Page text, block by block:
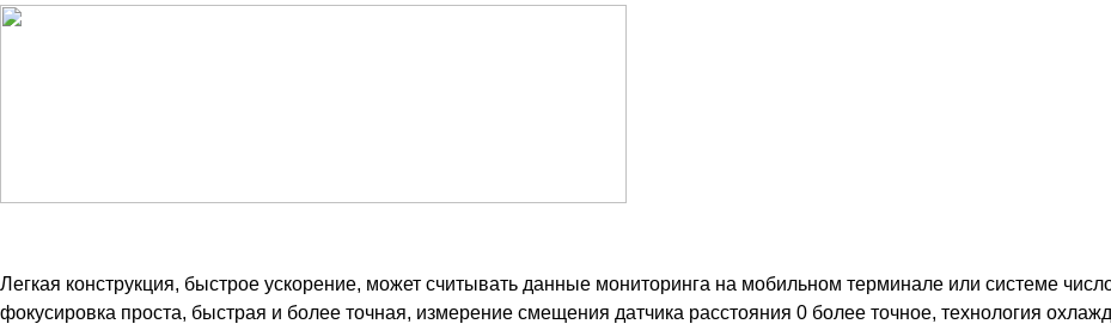
Легкая конструкция, быстрое ускорение, может считывать данные мониторинга на мобильном терминале или системе
фокусировка проста, быстрая и более точная, измерение смещения датчика расстояния 0 более точное, технология